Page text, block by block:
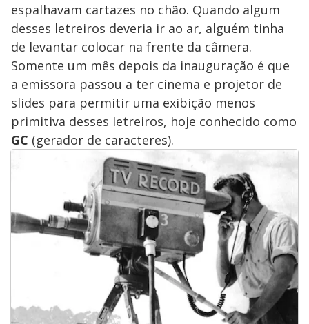
espalhavam cartazes no chão. Quando algum
desses letreiros deveria ir ao ar, alguém tinha
de levantar colocar na frente da câmera.
Somente um mês depois da inauguração é que
a emissora passou a ter cinema e projetor de
slides para permitir uma exibição menos
primitiva desses letreiros, hoje conhecido como
GC (gerador de caracteres).